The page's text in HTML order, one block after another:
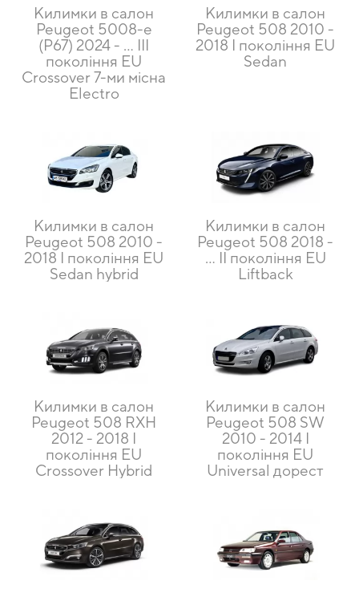
Килимки в салон
Peugeot 5008-e
(P67) 2024 - ... III
покоління EU
Crossover 7-ми місна
Electro
Килимки в салон
Peugeot 508 2010 -
2018 I покоління EU
Sedan
Килимки в салон
Peugeot 508 2010 -
2018 I покоління EU
Sedan hybrid
Килимки в салон
Peugeot 508 2018 -
… II покоління EU
Liftback
Килимки в салон
Peugeot 508 RXH
2012 - 2018 I
покоління EU
Crossover Hybrid
Килимки в салон
Peugeot 508 SW
2010 - 2014 I
покоління EU
Universal дорест